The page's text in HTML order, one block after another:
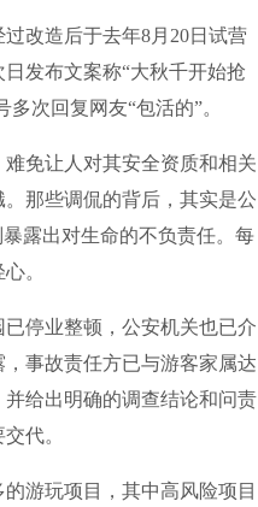
改造后于去年8月20日试营
发布文案称“大秋千开始抢
次回复网友“包活的”。
免让人对其安全资质和相关
那些调侃的背后，其实是公
露出对生命的不负责任。每
。
停业整顿，公安机关也已介
事故责任方已与游客家属达
给出明确的调查结论和问责
代。
游玩项目，其中高风险项目